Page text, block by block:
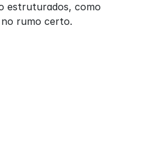
estruturados, como
rumo certo.